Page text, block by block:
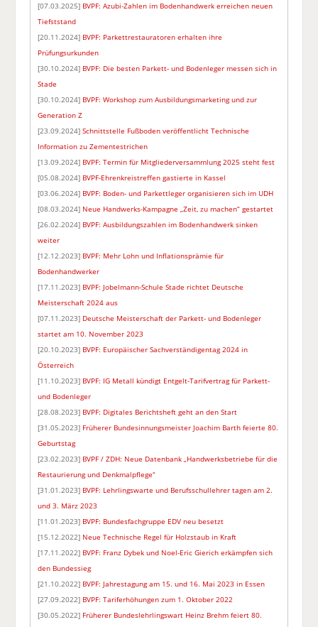
[07.03.2025] BVPF: Azubi-Zahlen im Bodenhandwerk erreichen neuen
Tiefststand
[20.11.2024] BVPF: Parkettrestauratoren erhalten ihre
Prüfungsurkunden
[30.10.2024] BVPF: Die besten Parkett- und Bodenleger messen sich in
Stade
[30.10.2024] BVPF: Workshop zum Ausbildungsmarketing und zur
Generation Z
[23.09.2024]Schnittstelle Fußboden veröffentlicht Technische
Information zu Zementestrichen
[13.09.2024] BVPF: Termin für Mitgliederversammlung 2025 steht fest
[05.08.2024] BVPF-Ehrenkreistreffen gastierte in Kassel
[03.06.2024] BVPF: Boden- und Parkettleger organisieren sich im UDH
[08.03.2024] Neue Handwerks-Kampagne „Zeit, zu machen“ gestartet
[26.02.2024] BVPF: Ausbildungszahlen im Bodenhandwerk sinken
weiter
[12.12.2023] BVPF: Mehr Lohn und Inflationsprämie für
Bodenhandwerker
[17.11.2023] BVPF: Jobelmann-Schule Stade richtet Deutsche
Meisterschaft 2024 aus
[07.11.2023] Deutsche Meisterschaft der Parkett- und Bodenleger
startet am 10. November 2023
[20.10.2023] BVPF: Europäischer Sachverständigentag 2024 in
Österreich
[11.10.2023] BVPF: IG Metall kündigt Entgelt-Tarifvertrag für Parkett-
und Bodenleger
[28.08.2023] BVPF: Digitales Berichtsheft geht an den Start
[31.05.2023] Früherer Bundesinnungsmeister Joachim Barth feierte 80.
Geburtstag
[23.02.2023] BVPF / ZDH: Neue Datenbank „Handwerksbetriebe für die
Restaurierung und Denkmalpflege“
[31.01.2023] BVPF: Lehrlingswarte und Berufsschullehrer tagen am 2.
und 3. März 2023
[11.01.2023] BVPF: Bundesfachgruppe EDV neu besetzt
[15.12.2022] Neue Technische Regel für Holzstaub in Kraft
[17.11.2022] BVPF: Franz Dybek und Noel-Eric Gierich erkämpfen sich
den Bundessieg
[21.10.2022] BVPF: Jahrestagung am 15. und 16. Mai 2023 in Essen
[27.09.2022] BVPF: Tariferhöhungen zum 1. Oktober 2022
[30.05.2022] Früherer Bundeslehrlingswart Heinz Brehm feiert 80.